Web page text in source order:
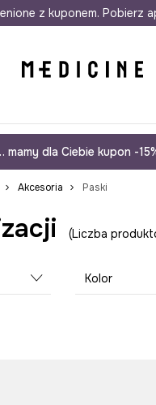
Darmowa dostawa do
z kuponem. Pobierz
mamy dla Ciebie kupon -
Akcesoria Paski
Liczba
Kolor